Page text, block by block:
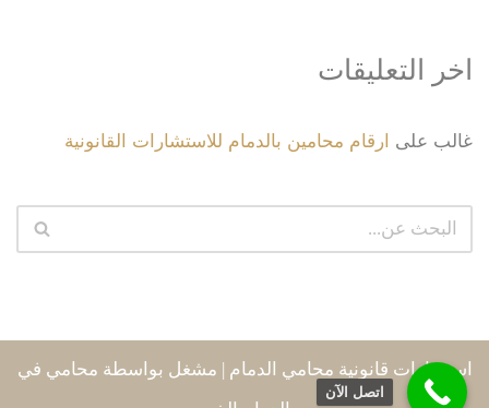
اخر التعليقات
غالب على ارقام محامين بالدمام للاستشارات القانونية
استشارات قانونية محامي الدمام | مشغل بواسطة محامي في
اتصل الآن